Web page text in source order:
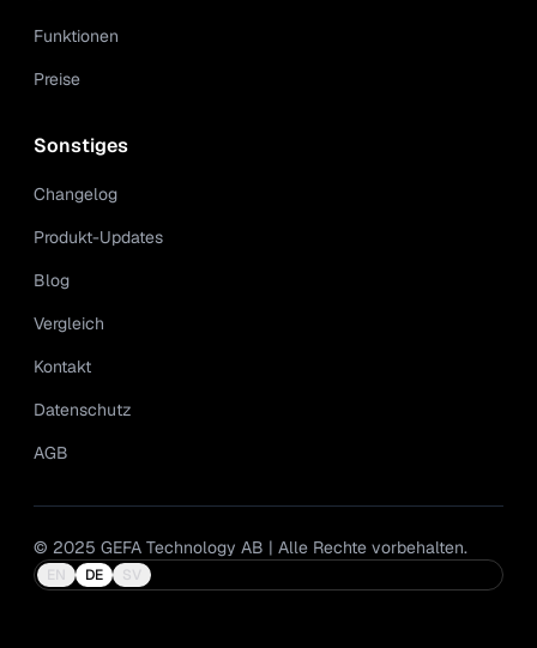
Funktionen
Preise
Sonstiges
Changelog
Produkt-Updates
Blog
Vergleich
Kontakt
Datenschutz
AGB
© 2025 GEFA Technology AB | Alle Rechte vorbehalten.
EN DE SV